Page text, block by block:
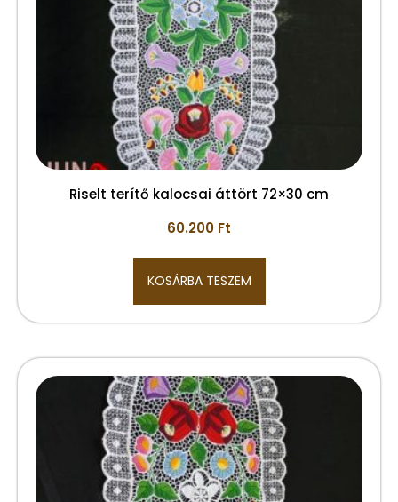
Riselt terítő kalocsai áttört 72×30 cm
60.200 Ft
KOSÁRBA TESZEM